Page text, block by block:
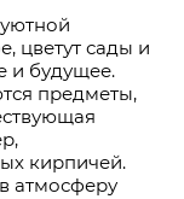
цветут сады и
и будущее.
предметы,
кирпичей.
атмосферу